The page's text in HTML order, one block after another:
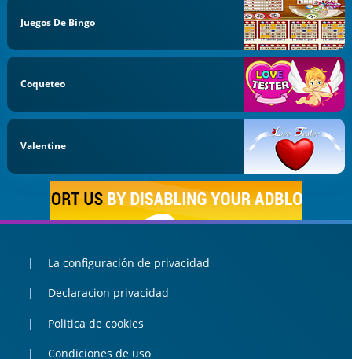
Juegos De Bingo
Coqueteo
Valentine
La configuración de privacidad
Declaracion privacidad
Politica de cookies
Condiciones de uso